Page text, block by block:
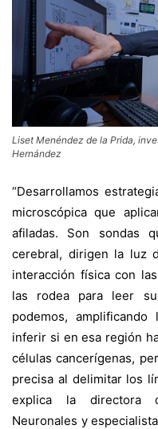
Liset Menéndez de la Prida,
Hernández
“Desarrollamos
microscópica que
afiladas. Son sondas
cerebral, dirigen la luz
interacción física con
las rodea para leer
podemos,
inferir si en esa región
células cancerígenas,
precisa al delimitar los
explica la directora
Neuronales y